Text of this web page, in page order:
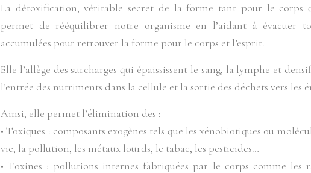
La détoxification, véritable secret de la forme tant pour le corps
permet de rééquilibrer notre organisme en l’aidant à évacuer
accumulées pour retrouver la forme pour le corps et l’esprit.
Elle l’allège des surcharges qui épaississent le sang, la lymphe et
l’entrée des nutriments dans la cellule et la sortie des déchets vers les
Ainsi, elle permet l’élimination des :
• Toxiques : composants exogènes tels que les xénobiotiques ou
vie, la pollution, les métaux lourds, le tabac, les pesticides…
• Toxines : pollutions internes fabriquées par le corps comme les